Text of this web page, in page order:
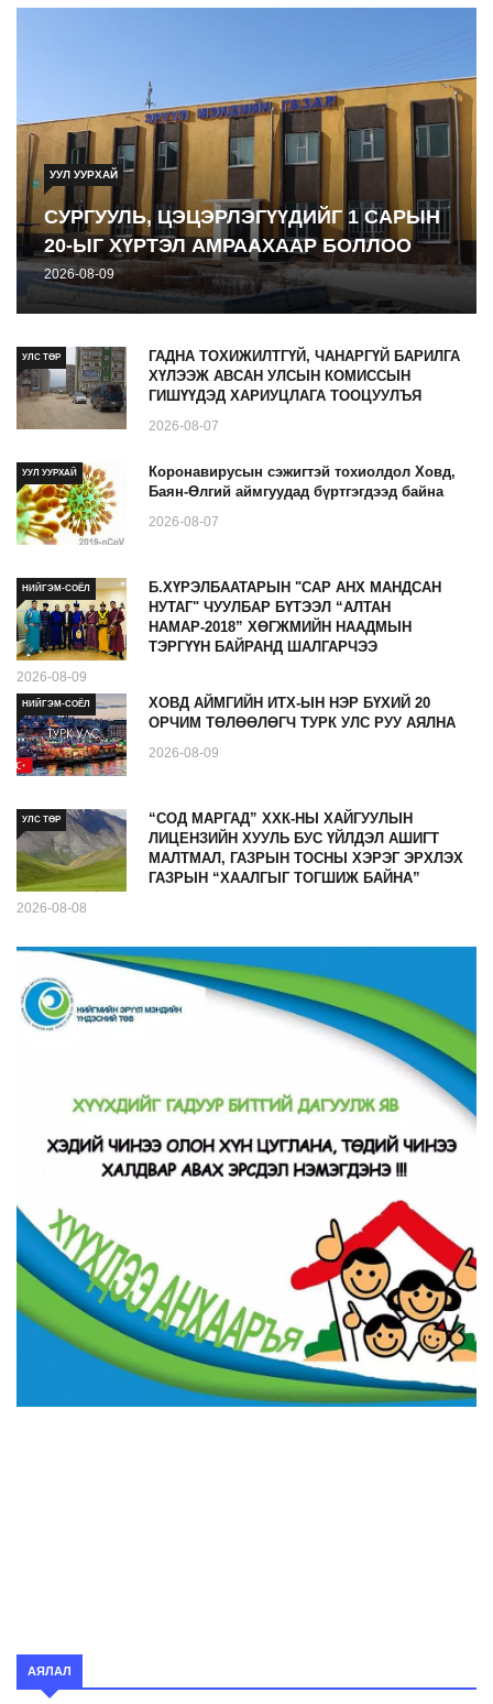
УУЛ УУРХАЙ
СУРГУУЛЬ, ЦЭЦЭРЛЭГҮҮДИЙГ 1 САРЫН
20-ЫГ ХҮРТЭЛ АМРААХААР БОЛЛОО
2026-08-09
УЛС ТӨР
ГАДНА ТОХИЖИЛТГҮЙ, ЧАНАРГҮЙ БАРИЛГА
ХҮЛЭЭЖ АВСАН УЛСЫН КОМИССЫН
ГИШҮҮДЭД ХАРИУЦЛАГА ТООЦУУЛЪЯ
2026-08-07
УУЛ УУРХАЙ
Коронавирусын сэжигтэй тохиолдол Ховд,
Баян-Өлгий аймгуудад бүртгэгдээд байна
2026-08-07
НИЙГЭМ-СОЁЛ
Б.ХҮРЭЛБААТАРЫН "САР АНХ МАНДСАН
НУТАГ" ЧУУЛБАР БҮТЭЭЛ “АЛТАН
НАМАР-2018” ХӨГЖМИЙН НААДМЫН
ТЭРГҮҮН БАЙРАНД ШАЛГАРЧЭЭ
2026-08-09
НИЙГЭМ-СОЁЛ
ХОВД АЙМГИЙН ИТХ-ЫН НЭР БҮХИЙ 20
ОРЧИМ ТӨЛӨӨЛӨГЧ ТУРК УЛС РУУ АЯЛНА
2026-08-09
УЛС ТӨР
“СОД МАРГАД” ХХК-НЫ ХАЙГУУЛЫН
ЛИЦЕНЗИЙН ХУУЛЬ БУС ҮЙЛДЭЛ АШИГТ
МАЛТМАЛ, ГАЗРЫН ТОСНЫ ХЭРЭГ ЭРХЛЭХ
ГАЗРЫН “ХААЛГЫГ ТОГШИЖ БАЙНА”
2026-08-08
АЯЛАЛ